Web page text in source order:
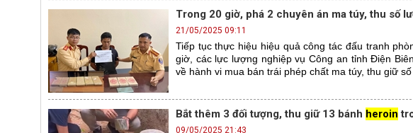
Trong 20 giờ, phá 2 chuyên án ma túy, thu số
21/05/2025 09:11
Tiếp tục thực hiệu hiệu quả công tác đấu tranh
giờ, các lực lượng nghiệp vụ Công an tỉnh Điện
về hành vi mua bán trái phép chất ma túy, thu giữ
Bắt thêm 3 đối tượng, thu giữ 13 bánh heroin
09/05/2025 21:43